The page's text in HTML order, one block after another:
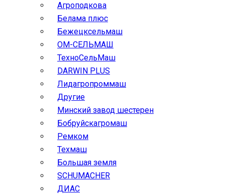
Агроподкова
Белама плюс
Бежецксельмаш
ОМ-СЕЛЬМАШ
ТехноСельМаш
DARWIN PLUS
Лидагропроммаш
Другие
Минский завод шестерен
Бобруйскагромаш
Ремком
Техмаш
Большая земля
SCHUMACHER
ДИАС